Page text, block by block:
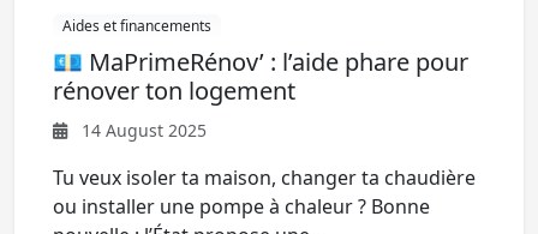
Aides et financements
💶 MaPrimeRénov’ : l’aide phare pour
rénover ton logement
14 August 2025
Tu veux isoler ta maison, changer ta chaudière
ou installer une pompe à chaleur ? Bonne